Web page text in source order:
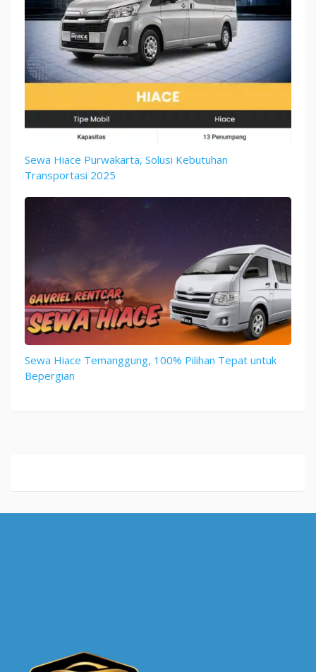
Sewa Hiace Purwakarta, Solusi Kebutuhan
Transportasi 2025
Sewa Hiace Temanggung, 100% Pilihan Tepat untuk
Bepergian